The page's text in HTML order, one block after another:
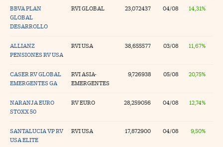
BBVA PLAN
GLOBAL
DESARROLLO
RVI GLOBAL 23,072437 04/08 14,31%
ALLIANZ
PENSIONES RV USA
RVI USA 38,655577 03/08 11,67%
CASER RV GLOBAL
EMERGENTES GA
RVI ASIA-
EMERGENTES
9,726938 05/08 20,75%
NARANJA EURO
STOXX 50
RV EURO 28,259056 04/08 12,74%
SANTALUCIA VP RV
USA ELITE
RVI USA 17,872900 04/08 9,50%